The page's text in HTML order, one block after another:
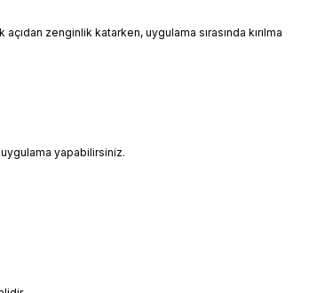
zenginlik katarken, uygulama sırasında kırılma
yapabilirsiniz.